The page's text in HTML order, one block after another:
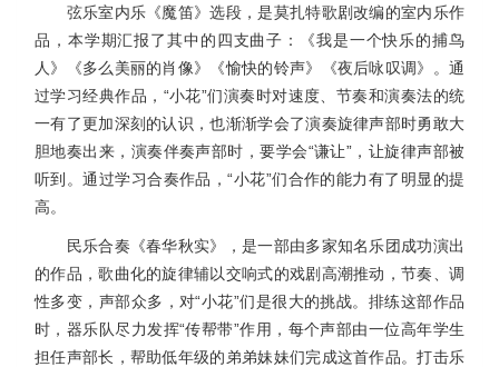
弦乐室内乐《魔笛》选段，是莫扎特歌剧改编的室内乐作
品，本学期汇报了其中的四支曲子：《我是一个快乐的捕鸟
人》《多么美丽的肖像》《愉快的铃声》《夜后咏叹调》。通
过学习经典作品，“小花”们演奏时对速度、节奏和演奏法的统
一有了更加深刻的认识，也渐渐学会了演奏旋律声部时勇敢大
胆地奏出来，演奏伴奏声部时，要学会“谦让”，让旋律声部被
听到。通过学习合奏作品，“小花”们合作的能力有了明显的提
高。
民乐合奏《春华秋实》，是一部由多家知名乐团成功演出
的作品，歌曲化的旋律辅以交响式的戏剧高潮推动，节奏、调
性多变，声部众多，对“小花”们是很大的挑战。排练这部作品
时，器乐队尽力发挥“传帮带”作用，每个声部由一位高年学生
担任声部长，帮助低年级的弟弟妹妹们完成这首作品。打击乐